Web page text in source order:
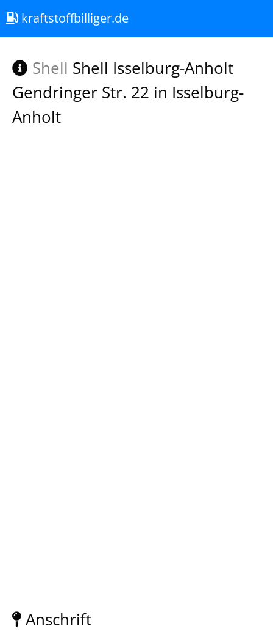
kraftstoffbilliger.de
Shell Shell Isselburg-Anholt
Gendringer Str. 22 in Isselburg-
Anholt
Anschrift